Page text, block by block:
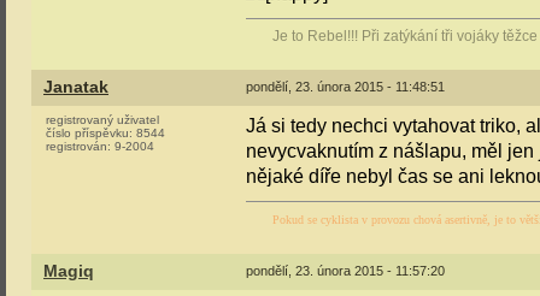
Je to Rebel!!! Při zatýkání tři vojáky
Janatak pondělí, 23. února 2015 - 11:48:51
registrovaný uživatel
číslo příspěvku: 8544
registrován: 9-2004
Já si tedy nechci vytahovat triko,
nevycvaknutím z nášlapu, měl
nějaké díře nebyl čas se ani
Pokud se cyklista v provozu chová asertivně, je to
Magiq pondělí, 23. února 2015 - 11:57:20